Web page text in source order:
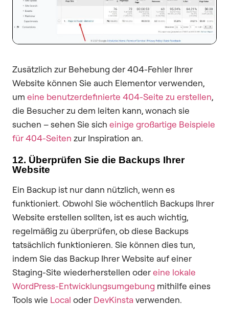
Zusätzlich zur Behebung der 404-Fehler Ihrer
Website können Sie auch Elementor verwenden,
um eine benutzerdefinierte 404-Seite zu erstellen,
die Besucher zu dem leiten kann, wonach sie
suchen – sehen Sie sich einige großartige Beispiele
für 404-Seiten zur Inspiration an.
12. Überprüfen Sie die Backups Ihrer
Website
Ein Backup ist nur dann nützlich, wenn es
funktioniert. Obwohl Sie wöchentlich Backups Ihrer
Website erstellen sollten, ist es auch wichtig,
regelmäßig zu überprüfen, ob diese Backups
tatsächlich funktionieren. Sie können dies tun,
indem Sie das Backup Ihrer Website auf einer
Staging-Site wiederherstellen odereine lokale
WordPress-Entwicklungsumgebung mithilfe eines
Tools wie Local oder DevKinstaverwenden.